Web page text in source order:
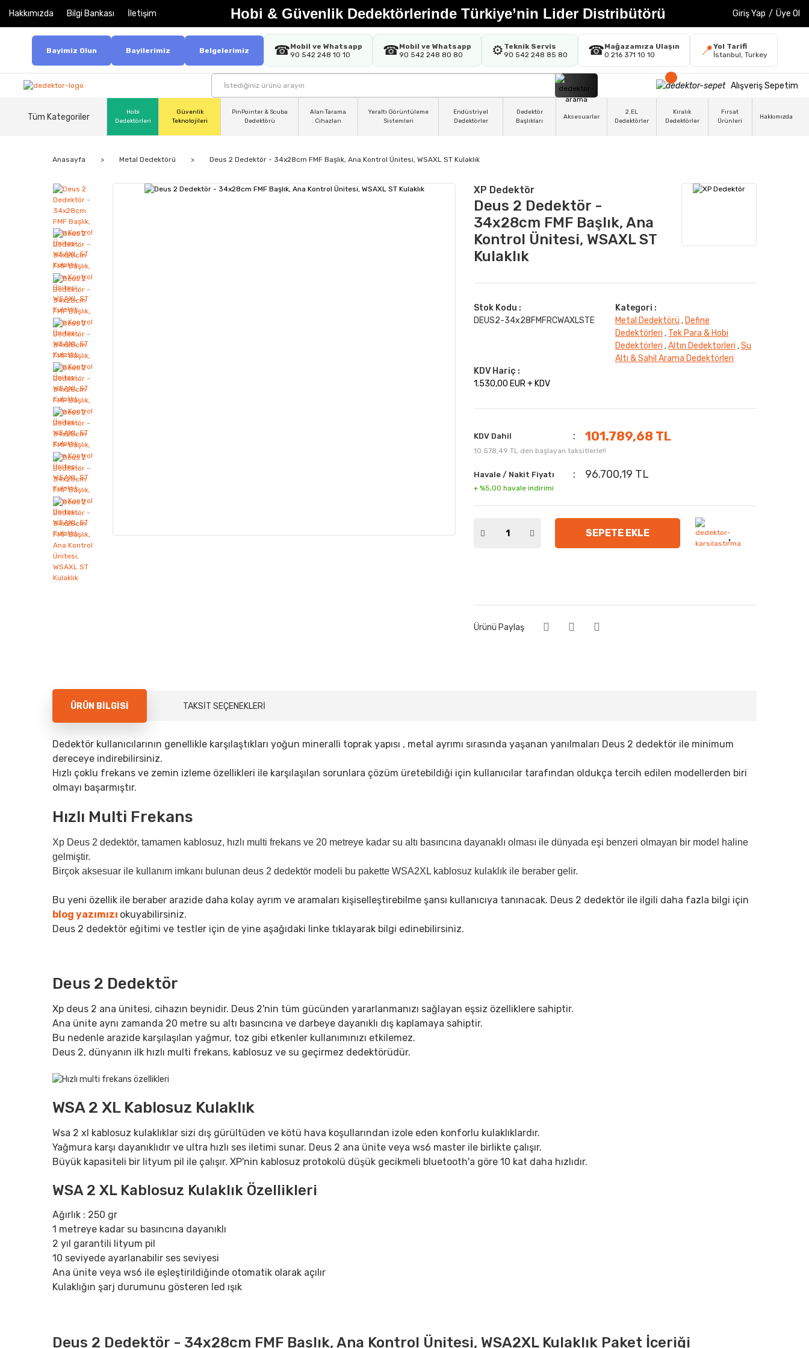
Hakkımızda Bilgi Bankası İletişim Hobi & Güvenlik Dedektörlerinde Türkiye’nin Lider Distribütörü Giriş Yap / Üye Ol
Bayimiz Olun Bayilerimiz Belgelerimiz ☎Mobil ve Whatsapp
90 542 248 10 10
☎Mobil ve Whatsapp
90 542 248 80 80
⚙️ Teknik Servis
90 542 248 85 80
☎Mağazamıza Ulaşın
0 216 371 10 10
📍Yol Tarifi
İstanbul, Turkey
Alışveriş Sepetim
Tüm Kategoriler
Hobi
Dedektörleri
Güvenlik
Teknolojileri
PinPointer & Scuba
Dedektörü
Alan Tarama
Cihazları
Yeraltı Görüntüleme
Sistemleri
Endüstriyel
Dedektörler
Dedektör
Başlıkları
Aksesuarlar
2.EL
Dedektörler
Kiralık
Dedektörler
Fırsat
Ürünleri
Hakkımızda
Anasayfa Metal Dedektörü Deus 2 Dedektör - 34x28cm FMF Başlık, Ana Kontrol Ünitesi, WSAXL ST Kulaklık
XP Dedektör
Deus 2 Dedektör -
34x28cm FMF Başlık, Ana
Kontrol Ünitesi, WSAXL ST
Kulaklık
Stok Kodu :
DEUS2-34x28FMFRCWAXLSTE
Kategori :
Metal Dedektörü , Define
Dedektörleri , Tek Para & Hobi
Dedektörleri , Altın Dedektorleri , Su
Altı & Sahil Arama Dedektörleri
KDV Hariç :
1.530,00 EUR + KDV
KDV Dahil 101.789,68 TL
10.578,49 TL den başlayan taksitlerle!!
Havale / Nakit Fiyatı 96.700,19 TL
+ %5,00 havale indirimi
SEPETE EKLE
Ürünü Paylaş
ÜRÜN BILGISI TAKSIT SEÇENEKLERI
Dedektör kullanıcılarının genellikle karşılaştıkları yoğun mineralli toprak yapısı , metal ayrımı sırasında yaşanan yanılmaları Deus 2 dedektör ile minimum
dereceye indirebilirsiniz.
Hızlı çoklu frekans ve zemin izleme özellikleri ile karşılaşılan sorunlara çözüm üretebildiği için kullanıcılar tarafından oldukça tercih edilen modellerden biri
olmayı başarmıştır.
Hızlı Multi Frekans
Xp Deus 2 dedektör, tamamen kablosuz, hızlı multi frekans ve 20 metreye kadar su altı basıncına dayanaklı olması ile dünyada eşi benzeri olmayan bir model haline
gelmiştir.
Birçok aksesuar ile kullanım imkanı bulunan deus 2 dedektör modeli bu pakette WSA2XL kablosuz kulaklık ile beraber gelir.
Bu yeni özellik ile beraber arazide daha kolay ayrım ve aramaları kişiselleştirebilme şansı kullanıcıya tanınacak. Deus 2 dedektör ile ilgili daha fazla bilgi için
blog yazımızı okuyabilirsiniz.
Deus 2 dedektör eğitimi ve testler için de yine aşağıdaki linke tıklayarak bilgi edinebilirsiniz.
Deus 2 Dedektör
Xp deus 2 ana ünitesi, cihazın beynidir. Deus 2'nin tüm gücünden yararlanmanızı sağlayan eşsiz özelliklere sahiptir.
Ana ünite aynı zamanda 20 metre su altı basıncına ve darbeye dayanıklı dış kaplamaya sahiptir.
Bu nedenle arazide karşılaşılan yağmur, toz gibi etkenler kullanımınızı etkilemez.
Deus 2, dünyanın ilk hızlı multi frekans, kablosuz ve su geçirmez dedektörüdür.
WSA 2 XL Kablosuz Kulaklık
Wsa 2 xl kablosuz kulaklıklar sizi dış gürültüden ve kötü hava koşullarından izole eden konforlu kulaklıklardır.
Yağmura karşı dayanıklıdır ve ultra hızlı ses iletimi sunar. Deus 2 ana ünite veya ws6 master ile birlikte çalışır.
Büyük kapasiteli bir lityum pil ile çalışır. XP'nin kablosuz protokolü düşük gecikmeli bluetooth'a göre 10 kat daha hızlıdır.
WSA 2 XL Kablosuz Kulaklık Özellikleri
Ağırlık : 250 gr
1 metreye kadar su basıncına dayanıklı
2 yıl garantili lityum pil
10 seviyede ayarlanabilir ses seviyesi
Ana ünite veya ws6 ile eşleştirildiğinde otomatik olarak açılır
Kulaklığın şarj durumunu gösteren led ışık
Deus 2 Dedektör - 34x28cm FMF Başlık, Ana Kontrol Ünitesi, WSA2XL Kulaklık Paket İçeriği